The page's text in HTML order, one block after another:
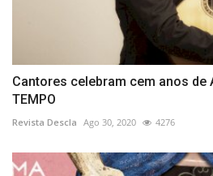
Cantores celebram cem anos de
TEMPO
Revista Descla Ago 30, 2020 4276